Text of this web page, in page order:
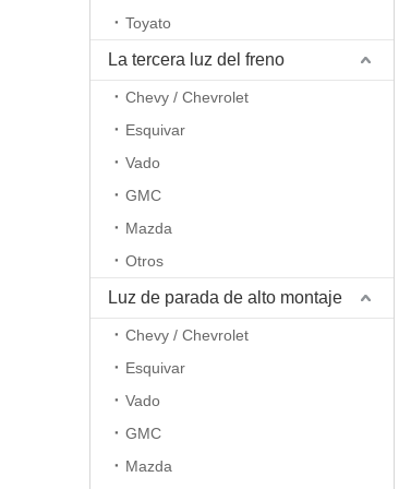
Toyato
La tercera luz del freno
Chevy / Chevrolet
Esquivar
Vado
GMC
Mazda
Otros
Luz de parada de alto montaje
Chevy / Chevrolet
Esquivar
Vado
GMC
Mazda